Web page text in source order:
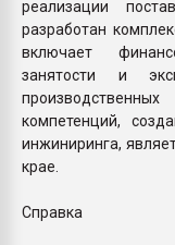
реализации
разработан
включает
занятости и
компетенций,
инжиниринга,
крае.
Справка